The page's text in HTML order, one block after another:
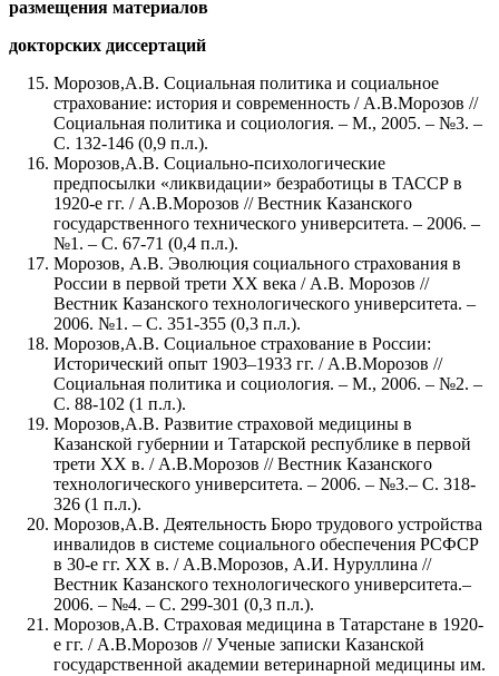
размещения материалов
докторских диссертаций
Морозов,А.В. Социальная политика и социальное
страхование: история и современность / А.В.Морозов //
Социальная политика и социология. – М., 2005. – №3. –
С. 132-146 (0,9 п.л.).
Морозов,А.В. Социально-психологические
предпосылки «ликвидации» безработицы в ТАССР в
1920-е гг. / А.В.Морозов // Вестник Казанского
государственного технического университета. – 2006. –
№1. – С. 67-71 (0,4 п.л.).
Морозов, А.В. Эволюция социального страхования в
России в первой трети ХХ века / А.В. Морозов //
Вестник Казанского технологического университета. –
2006. №1. – С. 351-355 (0,3 п.л.).
Морозов,А.В. Социальное страхование в России:
Исторический опыт 1903–1933 гг. / А.В.Морозов //
Социальная политика и социология. – М., 2006. – №2. –
С. 88-102 (1 п.л.).
Морозов,А.В. Развитие страховой медицины в
Казанской губернии и Татарской республике в первой
трети ХХ в. / А.В.Морозов // Вестник Казанского
технологического университета. – 2006. – №3.– С. 318-
326 (1 п.л.).
Морозов,А.В. Деятельность Бюро трудового устройства
инвалидов в системе социального обеспечения РСФСР
в 30-е гг. ХХ в. / А.В.Морозов, А.И. Нуруллина //
Вестник Казанского технологического университета.–
2006. – №4. – С. 299-301 (0,3 п.л.).
Морозов,А.В. Страховая медицина в Татарстане в 1920-
е гг. / А.В.Морозов // Ученые записки Казанской
государственной академии ветеринарной медицины им.